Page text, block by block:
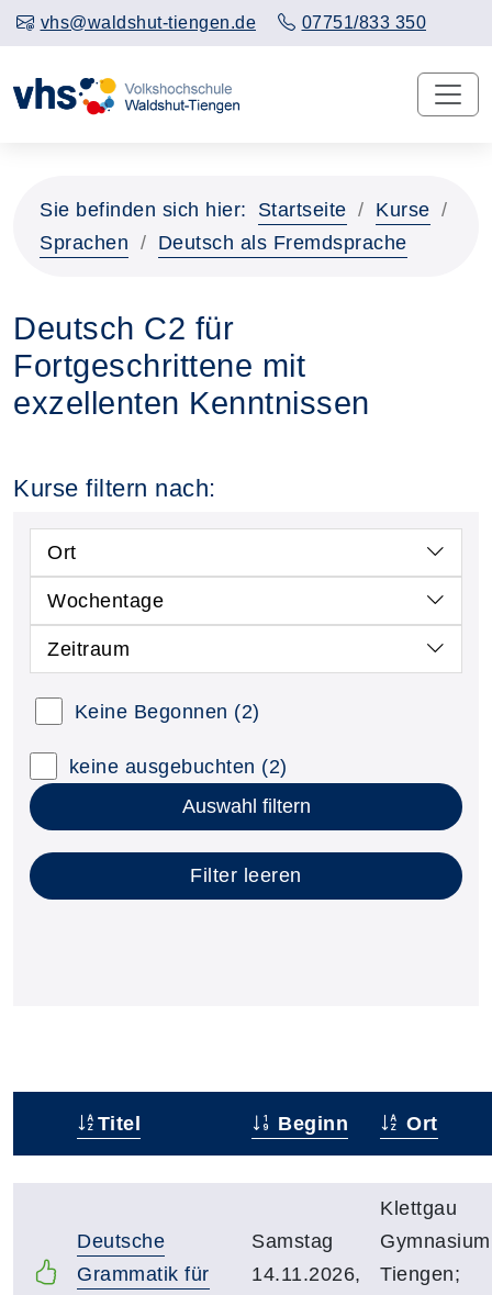
vhs@waldshut-tiengen.de 07751/833 350
Sie befinden sich hier: Startseite
Kurse
Sprachen
Deutsch als Fremdsprache
Deutsch C2 für
Fortgeschrittene mit
exzellenten Kenntnissen
Kurse filtern nach:
Ort
Wochentage
Zeitraum
Kursstatus auswählen
Keine Begonnen (2)
Nur neue Kurse anzeigen
Kurse mit freien Plätzen anzeigen
keine ausgebuchten (2)
Auswahl filtern
Filter leeren
Status
Titel Beginn Ort
Deutsche
Grammatik für
Samstag
14.11.2026,
Klettgau
Gymnasium
Tiengen;